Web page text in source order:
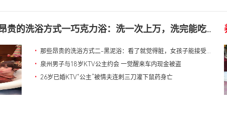
贵的洗浴方式一巧克力浴：洗一次上万，洗完能吃...
• 那些昂贵的洗浴方式二-黑泥浴：看了就觉得脏，女孩子能接受...
• 泉州男子与18岁KTV公主约会 一觉醒来车内现金被盗
• 26岁已婚KTV“公主”被情夫连刺三刀灌下鼠药身亡